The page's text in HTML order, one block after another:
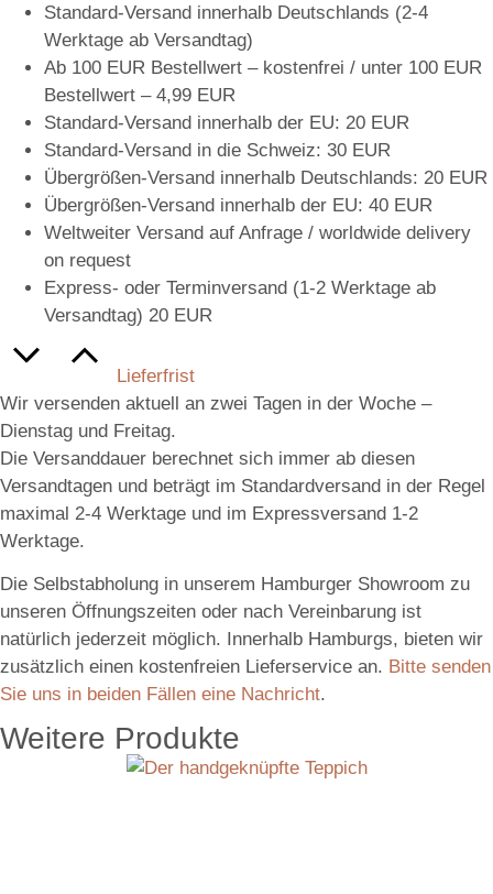
Standard-Versand innerhalb Deutschlands (2-4
Werktage ab Versandtag)
Ab 100 EUR Bestellwert – kostenfrei / unter 100 EUR
Bestellwert – 4,99 EUR
Standard-Versand innerhalb der EU: 20 EUR
Standard-Versand in die Schweiz: 30 EUR
Übergrößen-Versand innerhalb Deutschlands: 20 EUR
Übergrößen-Versand innerhalb der EU: 40 EUR
Weltweiter Versand auf Anfrage / worldwide delivery
on request
Express- oder Terminversand (1-2 Werktage ab
Versandtag) 20 EUR
Lieferfrist
Wir versenden aktuell an zwei Tagen in der Woche –
Dienstag und Freitag.
Die Versanddauer berechnet sich immer ab diesen
Versandtagen und beträgt im Standardversand in der Regel
maximal 2-4 Werktage und im Expressversand 1-2
Werktage.
Die Selbstabholung in unserem Hamburger Showroom zu
unseren Öffnungszeiten oder nach Vereinbarung ist
natürlich jederzeit möglich. Innerhalb Hamburgs, bieten wir
zusätzlich einen kostenfreien Lieferservice an. Bitte senden
Sie uns in beiden Fällen eine Nachricht.
Weitere Produkte